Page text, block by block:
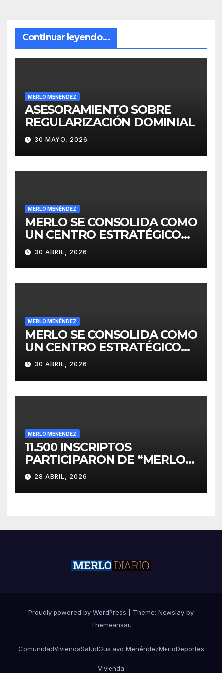
Continuar leyendo...
MERLO MENÉNDEZ
ASESORAMIENTO SOBRE
REGULARIZACIÓN DOMINIAL
30 MAYO, 2026
MERLO MENÉNDEZ
MERLO SE CONSOLIDA COMO
UN CENTRO ESTRATÉGICO
PARA EL DESARROLLO DE
INVERSIONES
30 ABRIL, 2026
MERLO MENÉNDEZ
MERLO SE CONSOLIDA COMO
UN CENTRO ESTRATÉGICO
PARA EL DESARROLLO DE
INVERSIONES
30 ABRIL, 2026
MERLO MENÉNDEZ
11.500 INSCRIPTOS
PARTICIPARON DE “MERLO
CORRE POR MALVINAS”
28 ABRIL, 2026
Proudly powered by WordPress Theme: Newslay by
Themeansar.
ComunidadViviendaSaludGustavo MenéndezMerloDeportes
Vivienda